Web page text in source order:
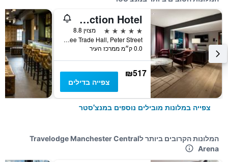
The Edwardian Manchester, A Radisson Collection Hotel
5 כוכבים
מצוין 8.8
Free Trade Hall, Peter Street, מנצ'סטר, בריטניה
0.0 ק״מ ממרכז העיר
₪517
צפייה בדילים
צפייה במלונות מובילים נוספים במנצ'סטר
המלונות הקרובים ביותר לTravelodge Manchester Central
Arena